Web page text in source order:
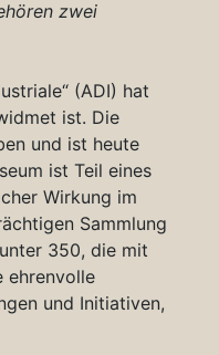
zwei
(ADI) hat
ist. Die
und ist heute
ist Teil eines
Wirkung im
Sammlung
350, die mit
ehrenvolle
und Initiativen,